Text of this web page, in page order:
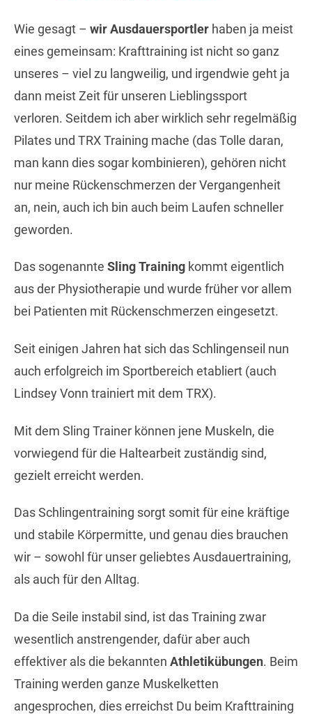
Wie gesagt – wirAusdauersportler haben ja meist
eines gemeinsam: Krafttraining ist nicht so ganz
unseres – viel zu langweilig, und irgendwie geht ja
dann meist Zeit für unseren Lieblingssport
verloren. Seitdem ich aber wirklich sehr regelmäßig
Pilates und TRX Training mache (das Tolle daran,
man kann dies sogar kombinieren), gehören nicht
nur meine Rückenschmerzen der Vergangenheit
an, nein, auch ich bin auch beim Laufen schneller
geworden.
Das sogenannte Sling Training kommt eigentlich
aus der Physiotherapie und wurde früher vor allem
bei Patienten mit Rückenschmerzen eingesetzt.
Seit einigen Jahren hat sich das Schlingenseil nun
auch erfolgreich im Sportbereich etabliert (auch
Lindsey Vonn trainiert mit dem TRX).
Mit dem Sling Trainer können jene Muskeln, die
vorwiegend für die Haltearbeit zuständig sind,
gezielt erreicht werden.
Das Schlingentraining sorgt somit für eine kräftige
und stabile Körpermitte, und genau dies brauchen
wir – sowohl für unser geliebtes Ausdauertraining,
als auch für den Alltag.
Da die Seile instabil sind, ist das Training zwar
wesentlich anstrengender, dafür aber auch
effektiver als die bekannten Athletikübungen. Beim
Training werden ganze Muskelketten
angesprochen, dies erreichst Du beim Krafttraining